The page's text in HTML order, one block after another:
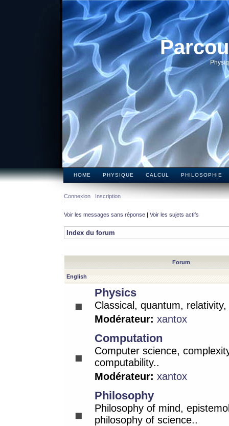
HOME PHYSIQUE CALCUL PHILOSOPHIE
Connexion Inscription
Voir les messages sans réponse | Voir les sujets actifs
Index du forum
Forum
English
Physics
Classical, quantum,
Modérateur: xantox
Computation
Computer science,
computability..
Modérateur: xantox
Philosophy
Philosophy of mind,
philosophy of science..